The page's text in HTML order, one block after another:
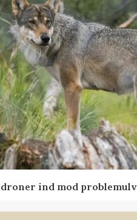
ind mod problemulv